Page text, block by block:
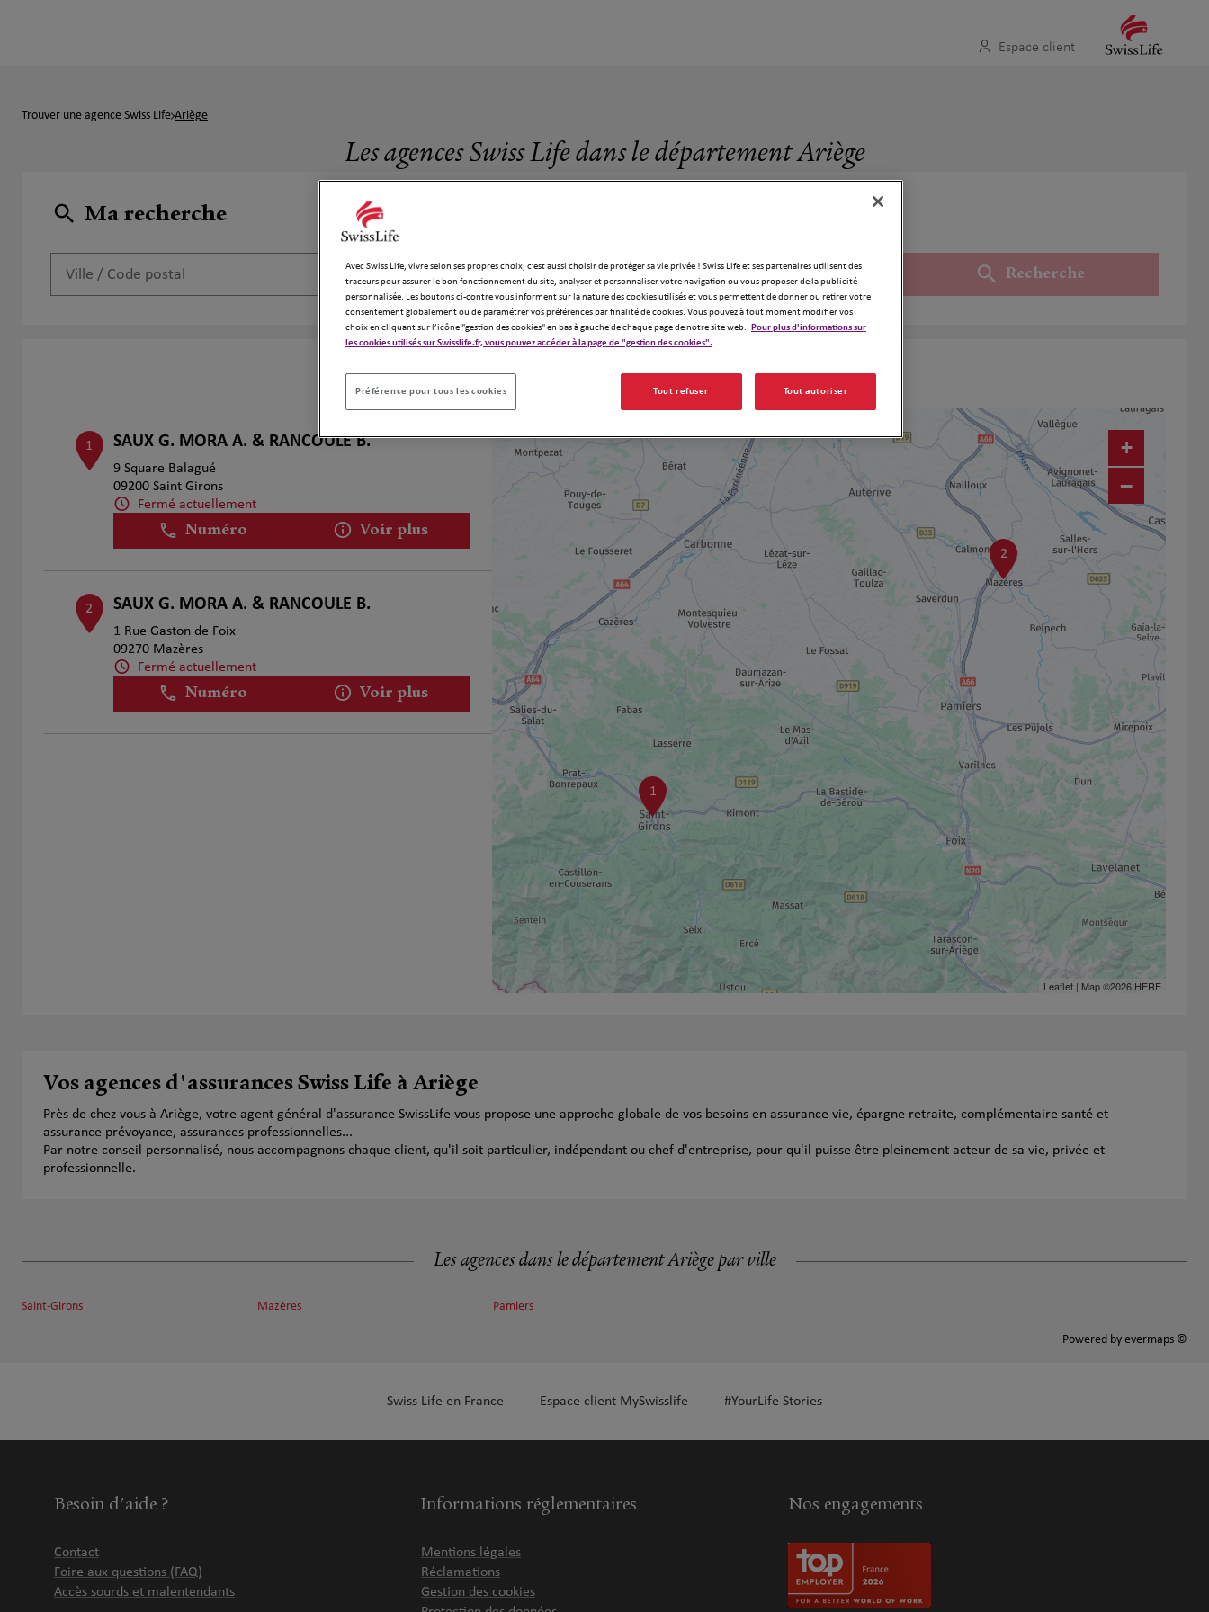
Espace client
Trouver une agence Swiss Life Ariège
Les agences Swiss Life dans le département Ariège
Ma recherche
Utiliser ma position
Recherche
2 agences Swiss Life dans le département Ariège
1 SAUX G. MORA A. & RANCOULE B.
9 Square Balagué
09200 Saint Girons
Fermé actuellement
Numéro Voir plus
2 SAUX G. MORA A. & RANCOULE B.
1 Rue Gaston de Foix
09270 Mazères
Fermé actuellement
Numéro Voir plus
2
1
+
−
Leaflet| Map ©2026 HERE
Vos agences d'assurances Swiss Life à Ariège
Près de chez vous à Ariège, votre agent général d'assurance SwissLife vous propose une approche globale de vos besoins en assurance vie, épargne retraite, complémentaire santé et
assurance prévoyance, assurances professionnelles...
Par notre conseil personnalisé, nous accompagnons chaque client, qu'il soit particulier, indépendant ou chef d'entreprise, pour qu'il puisse être pleinement acteur de sa vie, privée et
professionnelle.
Les agences dans le département Ariège par ville
Saint-Girons Mazères Pamiers
Powered by evermaps ©
Swiss Life en France Espace client MySwisslife #YourLife Stories
Besoin d'aide ?
Contact
Foire aux questions (FAQ)
Accès sourds et malentendants
Informations réglementaires
Mentions légales
Réclamations
Gestion des cookies
Nos engagements
Avec Swiss Life, vivre selon ses propres choix, c’est aussi choisir de protéger sa vie privée ! Swiss Life et ses partenaires utilisent des
traceurs pour assurer le bon fonctionnement du site, analyser et personnaliser votre navigation ou vous proposer de la publicité
personnalisée. Les boutons ci-contre vous informent sur la nature des cookies utilisés et vous permettent de donner ou retirer votre
consentement globalement ou de paramétrer vos préférences par finalité de cookies. Vous pouvez à tout moment modifier vos
choix en cliquant sur l’icône "gestion des cookies" en bas à gauche de chaque page de notre site web.
Pour plus d'informations sur
les cookies utilisés sur Swisslife.fr, vous pouvez accéder à la page de "gestion des cookies".
Préférence pour tous les cookies Tout refuser Tout autoriser